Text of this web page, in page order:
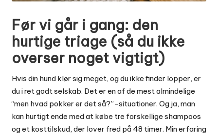
Før vi går i gang: den
hurtige triage (så du ikke
overser noget vigtigt)
Hvis din hund klør sig meget, og du ikke finder lopper, er
du i ret godt selskab. Det er en af de mest almindelige
“men hvad pokker er det så?”-situationer. Og ja, man
kan hurtigt ende med at købe tre forskellige shampoos
og et kosttilskud, der lover fred på 48 timer. Min erfaring